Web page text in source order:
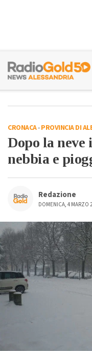
CRONACA-PROVINCIA DI
Dopo la
nebbia e
Redazione
DOMENICA, 4 MARZO